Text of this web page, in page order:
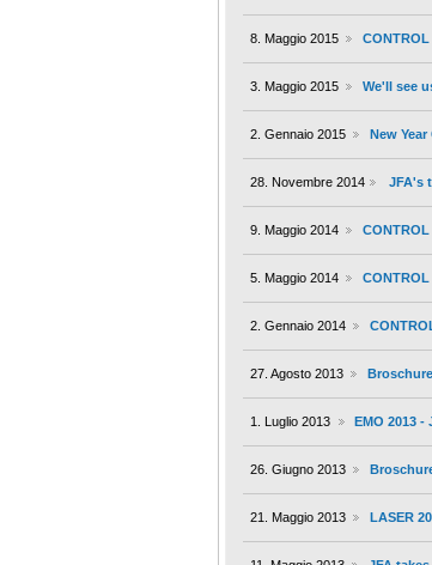
8. Maggio 2015
3. Maggio 2015 We'll see
2. Gennaio 2015 New
28. Novembre 2014 JFA's
9. Maggio 2014
5. Maggio 2014 CONTROL
2. Gennaio 2014
27. Agosto 2013
1. Luglio 2013 EMO 2013 -
26. Giugno 2013
21. Maggio 2013 LASER